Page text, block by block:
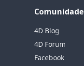
Comunidade
4D Blog
4D Forum
Facebook